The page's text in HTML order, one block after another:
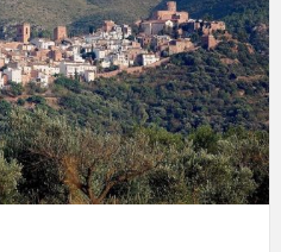
mare&quot;, d'Emma Zafon